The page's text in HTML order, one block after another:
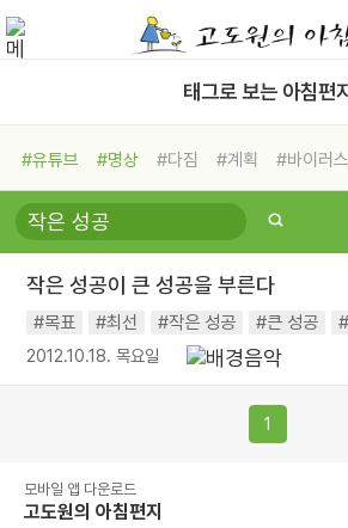
태그로 보는 아침편지
#유튜브 #명상 #다짐 #계획 #바이러스
#비전캠프
#독서캠프 #삶
#희망
#나눔 #친구 #링컨학교
#독서
#건강 #면역력
작은 성공이 큰 성공을 부른다
#목표 #최선 #작은 성공 #큰 성공
2012.10.18. 목요일
1
모바일 앱 다운로드
고도원의 아침편지